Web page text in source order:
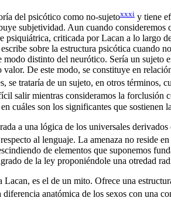
del psicótico como no-sujetoxxxi y tiene
subjetividad. Aun cuando
criticada por Lacan a lo largo
sobre la estructura psicótica cuando
distinto del neurótico. Sería un
De este modo, se constituye en
se trataría de un sujeto, en otros términos,
salir mientras consideramos la forclusión
cuáles son los significantes que
a una lógica de los universales
al lenguaje. La amenaza no reside
de elementos que suponemos
de la ley proponiéndole una otredad
es el de un mito. Ofrece una
anatómica de los sexos con una